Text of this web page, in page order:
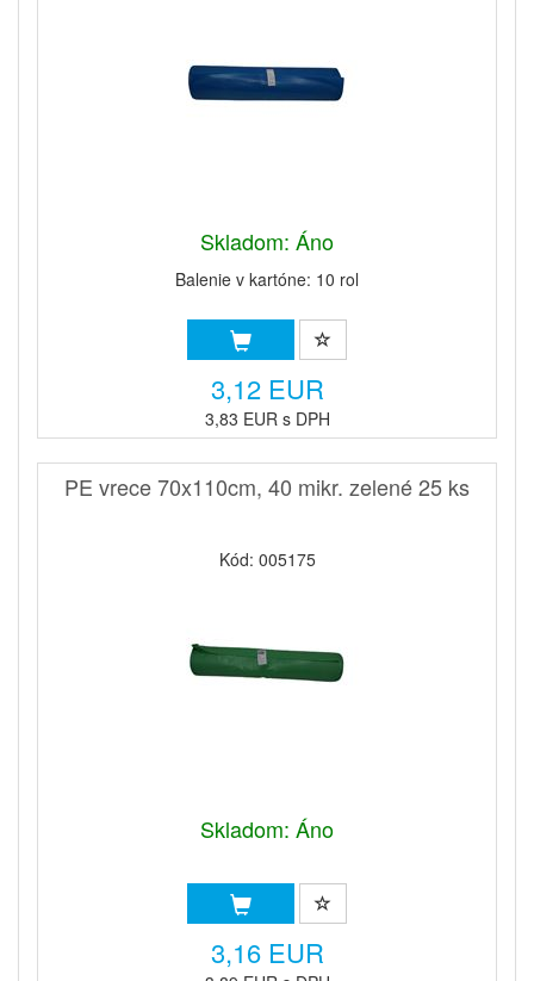
Skladom: Áno
Balenie v kartóne: 10 rol
3,12 EUR
3,83 EUR s DPH
PE vrece 70x110cm, 40 mikr. zelené 25 ks
Kód: 005175
Skladom: Áno
3,16 EUR